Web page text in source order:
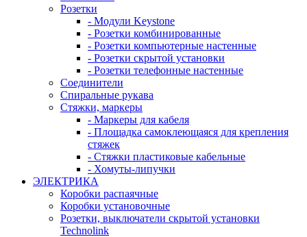
Розетки
- Модули Keystone
- Розетки комбинированные
- Розетки компьютерные настенные
- Розетки скрытой установки
- Розетки телефонные настенные
Соединители
Спиральные рукава
Стяжки, маркеры
- Маркеры для кабеля
- Площадка самоклеющаяся для крепления
стяжек
- Стяжки пластиковые кабельные
- Хомуты-липучки
ЭЛЕКТРИКА
Коробки распаячные
Коробки установочные
Розетки, выключатели скрытой установки
Technolink